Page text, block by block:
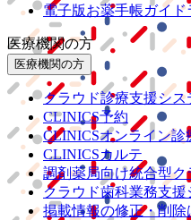
電子版お薬手帳ガイ
医療機関の方
医療機関の方
クラウド診療支援シス
CLINICS予約
CLINICSオンライン診
CLINICSカルテ
調剤薬局向け統合型
クラウド歯科業務支援
掲載情報の修正・削除